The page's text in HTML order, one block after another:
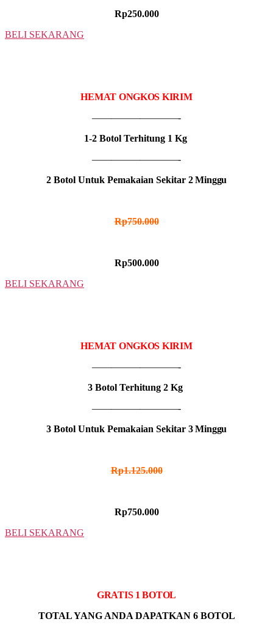
Rp250.000
BELI SEKARANG
HEMAT ONGKOS KIRIM
—————————-
1-2 Botol Terhitung 1 Kg
—————————-
2 Botol Untuk Pemakaian Sekitar 2 Minggu
Rp750.000
Rp500.000
BELI SEKARANG
HEMAT ONGKOS KIRIM
—————————-
3 Botol Terhitung 2 Kg
—————————-
3 Botol Untuk Pemakaian Sekitar 3 Minggu
Rp1.125.000
Rp750.000
BELI SEKARANG
GRATIS 1 BOTOL
TOTAL YANG ANDA DAPATKAN 6 BOTOL